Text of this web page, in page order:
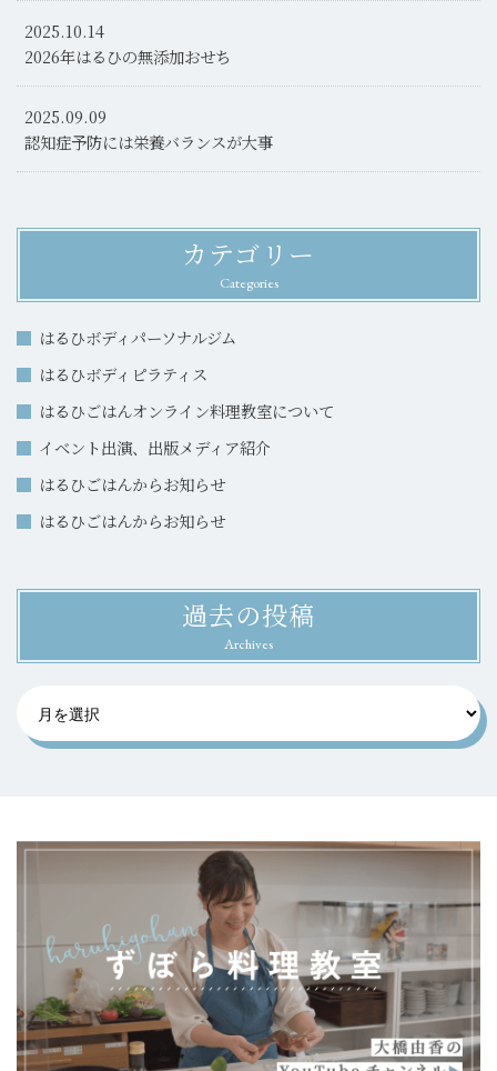
2025.10.14
2026年はるひの無添加おせち
2025.09.09
認知症予防には栄養バランスが大事
カテゴリー
Categories
はるひボディパーソナルジム
はるひボディピラティス
はるひごはんオンライン料理教室について
イベント出演、出版メディア紹介
はるひごはんからお知らせ
はるひごはんからお知らせ
過去の投稿
Archives